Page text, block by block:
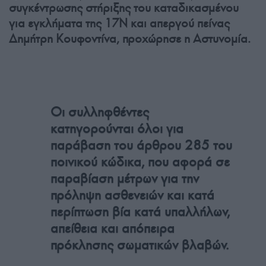
συγκέντρωσης στήριξης του καταδικασμένου
για εγκλήματα της 17Ν και απεργού πείνας
Δημήτρη Κουφοντίνα, προχώρησε η Αστυνομία.
Οι συλληφθέντες
κατηγορούνται όλοι για
παράβαση του άρθρου 285 του
ποινικού κώδικα, που αφορά σε
παραβίαση μέτρων για την
πρόληψη ασθενειών και κατά
περίπτωση βία κατά υπαλλήλων,
απείθεια και απόπειρα
πρόκλησης σωματικών βλαβών.